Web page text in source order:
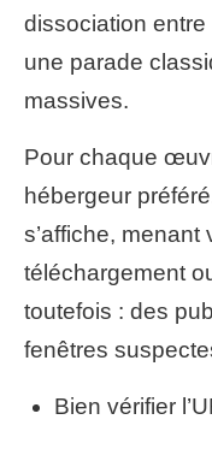
dissociation
une parade
massives.
Pour chaque
hébergeur
s’affiche, menant
téléchargement
toutefois : des
fenêtres
Bien vérifier